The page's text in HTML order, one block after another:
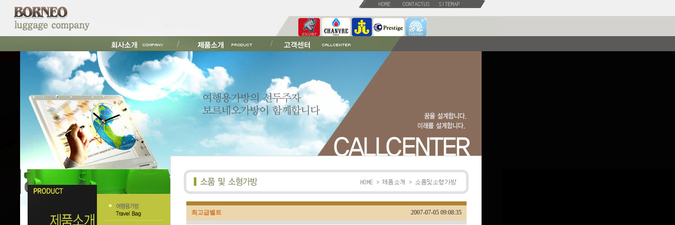
최고급벨트 2007-07-05 09:08:35